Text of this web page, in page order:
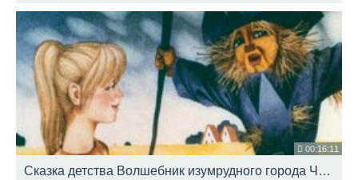
00:16:11
Сказка детства Волшебник изумрудного города Часть 1